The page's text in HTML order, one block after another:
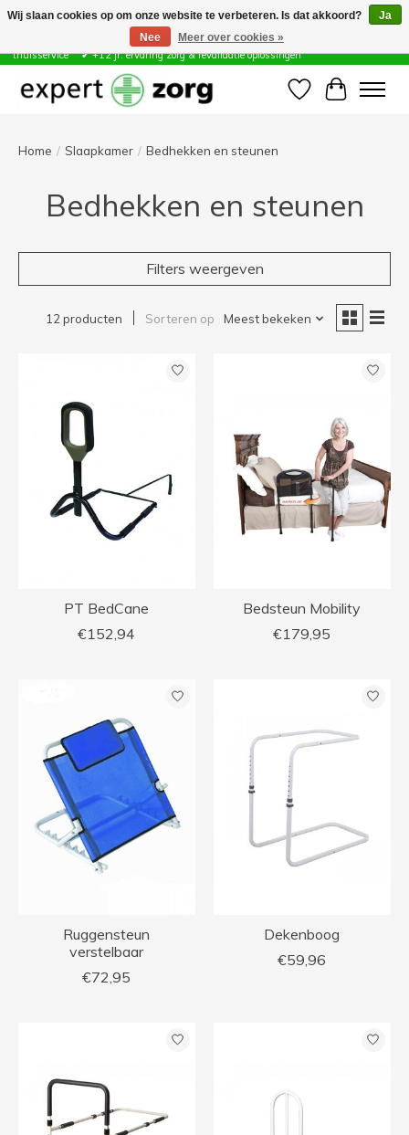
Zorg & Revalidatie Hulpmiddelen ✔ Eigen technische dienst &
thuisservice* ✔ +12 jr. ervaring zorg & revalidatie oplossingen
Verlanglijst
Home / Slaapkamer / Bedhekken en steunen
Bedhekken en steunen
Filters weergeven
12 producten Sorteren op Meest bekeken
PT BedCane
€152,94
Bedsteun Mobility
€179,95
Ruggensteun
verstelbaar
€72,95
Dekenboog
€59,96
Wij slaan cookies op om onze website te verbeteren. Is dat akkoord?
Ja
Nee
Meer over cookies »